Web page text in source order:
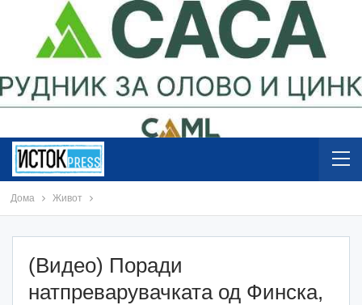
Дома Живот
(Видео) Поради
натпреварувачката од Финска,